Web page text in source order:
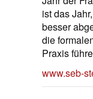
ist das
besser
die
Praxis
www.seb-